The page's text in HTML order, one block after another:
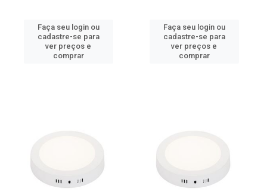
Faça seu login ou
cadastre-se para
ver preços e
comprar
Faça seu login ou
cadastre-se para
ver preços e
comprar